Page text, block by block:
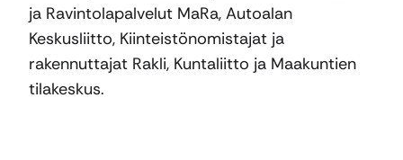
ja Ravintolapalvelut MaRa, Autoalan
Keskusliitto, Kiinteistönomistajat ja
rakennuttajat Rakli, Kuntaliitto ja Maakuntien
tilakeskus.